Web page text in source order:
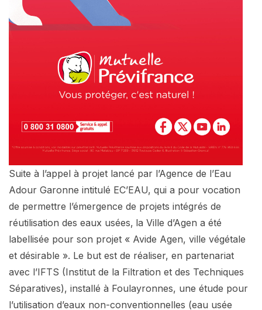
Suite à l’appel à projet lancé par l’Agence de l’Eau
Adour Garonne intitulé EC’EAU, qui a pour vocation
de permettre l’émergence de projets intégrés de
réutilisation des eaux usées, la Ville d’Agen a été
labellisée pour son projet « Avide Agen, ville végétale
et désirable ». Le but est de réaliser, en partenariat
avec l’IFTS (Institut de la Filtration et des Techniques
Séparatives), installé à Foulayronnes, une étude pour
l’utilisation d’eaux non-conventionnelles (eau usée